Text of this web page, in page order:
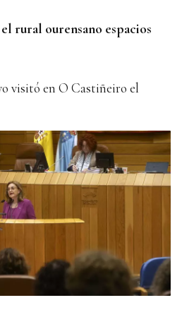
rural ourensano espacios
visitó en O Castiñeiro el